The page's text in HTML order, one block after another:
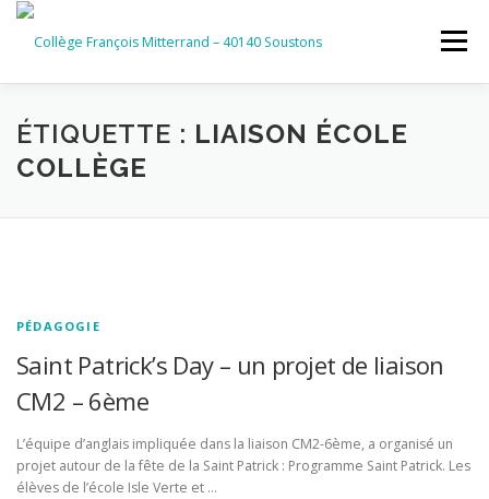
Aller
contenu
Menu
ACCUEIL RUBRIQUES
ÉTIQUETTE : LIAISON ÉCOLE
COLLÈGE
PÉDAGOGIE
Saint Patrick’s Day – un projet de liaison
CM2 – 6ème
L’équipe d’anglais impliquée dans la liaison CM2-6ème, a organisé un
projet autour de la fête de la Saint Patrick : Programme Saint Patrick. Les
élèves de l’école Isle Verte et …